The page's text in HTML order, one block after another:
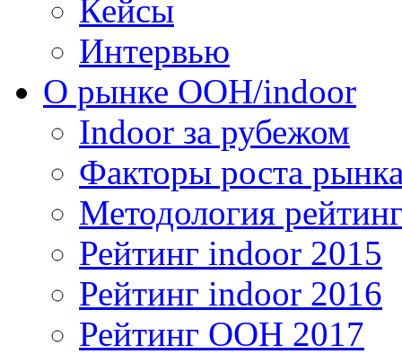
Кейсы
Интервью
О рынке OOH/indoor
Indoor за рубежом
Факторы роста
Методология
Рейтинг indoor 2015
Рейтинг indoor 2016
Рейтинг OOH 2017